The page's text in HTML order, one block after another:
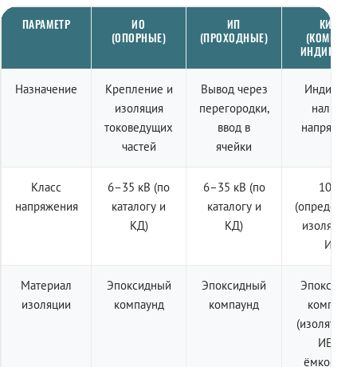
ПАРАМЕТР
ИО
(ОПОРНЫЕ)
ИП
(ПРОХОДНЫЕ)
КИНН
Назначение
Крепление и
изоляция
токоведущих
частей
Вывод через
перегородки,
ввод в
ячейки
наличия
Класс
напряжения
6–35 кВ (по
каталогу и
КД)
6–35 кВ (по
каталогу и
КД)
10 кВ
ИЕ)
Материал
изоляции
Эпоксидный
компаунд
Эпоксидный
компаунд
компаунд
(изолятор
ИЕп с